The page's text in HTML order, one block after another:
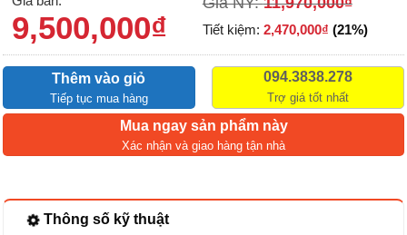
9,500,000₫ Tiết kiệm: 2,470,000₫ (21%)
Thêm vào giỏ
Tiếp tục mua hàng
094.3838.278
Trợ giá tốt nhất
Mua ngay sản phẩm này
Xác nhận và giao hàng tận nhà
Thông số kỹ thuật